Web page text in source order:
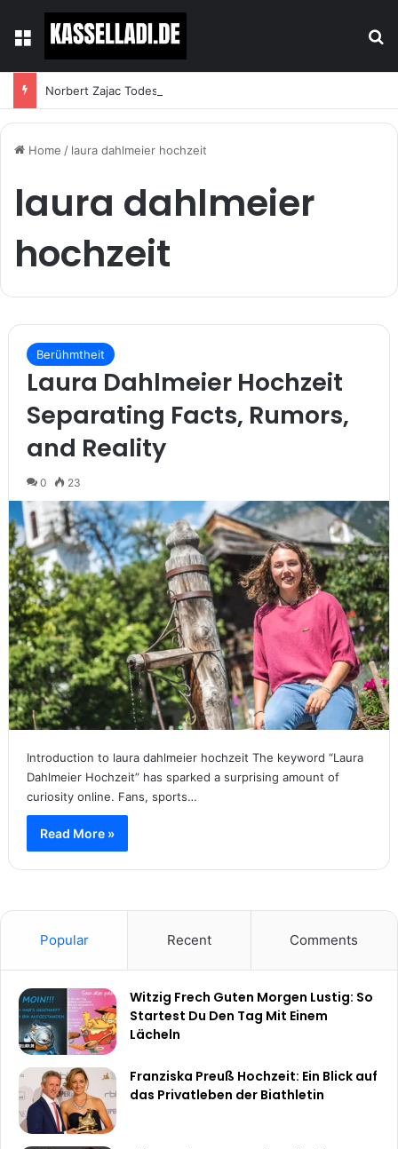
Menu
Home / laura dahlmeier hochzeit
laura dahlmeier
hochzeit
Berühmtheit
Laura Dahlmeier Hochzeit
Separating Facts, Rumors,
and Reality
0 23
Introduction to laura dahlmeier hochzeit The keyword “Laura
Dahlmeier Hochzeit” has sparked a surprising amount of
curiosity online. Fans, sports…
Read More »
Popular Recent Comments
Witzig Frech Guten Morgen Lustig: So
Startest Du Den Tag Mit Einem
Lächeln
Franziska Preuß Hochzeit: Ein Blick auf
das Privatleben der Biathletin